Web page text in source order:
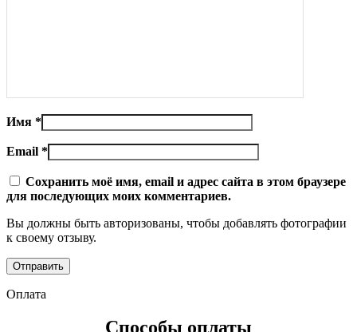
Имя *
Email *
Сохранить моё имя, email и адрес сайта в этом браузере
для последующих моих комментариев.
Вы должны быть авторизованы, чтобы добавлять фотографии
к своему отзыву.
Оплата
Способы оплаты